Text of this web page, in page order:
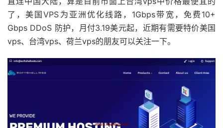
了，美国VPS为亚洲优化线路，1Gbps带宽，免费10+
Gbps DDoS 防护，月付3.19美元起，近期有需要特价美国
vps、台湾vps、荷兰vps的朋友可以关注一下。